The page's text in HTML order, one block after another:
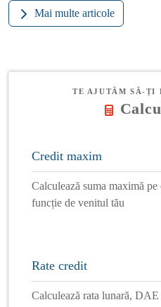
Mai multe articole
TE AJUTĂM SĂ-ȚI
Credit maxim
Calculează suma maximă
funcție de venitul tău
Rate credit
Calculează rata lunară,